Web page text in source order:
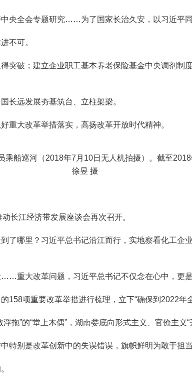
全会专题研究……为了国家长治久安，以习近平同
不可。
破；建立企业职工基本养老保险基金中央调剂制
远发展夯基筑台、立柱架梁。
大改革举措落实，高扬改革开放时代精神。
巡河（2018年7月10日无人机拍摄）。截至
徐昱 摄
江经济带发展座谈会再次召开。
哪里？习近平总书记沿江而行，实地察看化工企
大改革问题，习近平总书记不仅念在心中，更是
项重要改革举措进行梳理，立下“确保到2022年
的“堂上木偶”，湖南娄底向形式主义、官僚主义“
是改革创新中的失误错误，旗帜鲜明为敢于担当